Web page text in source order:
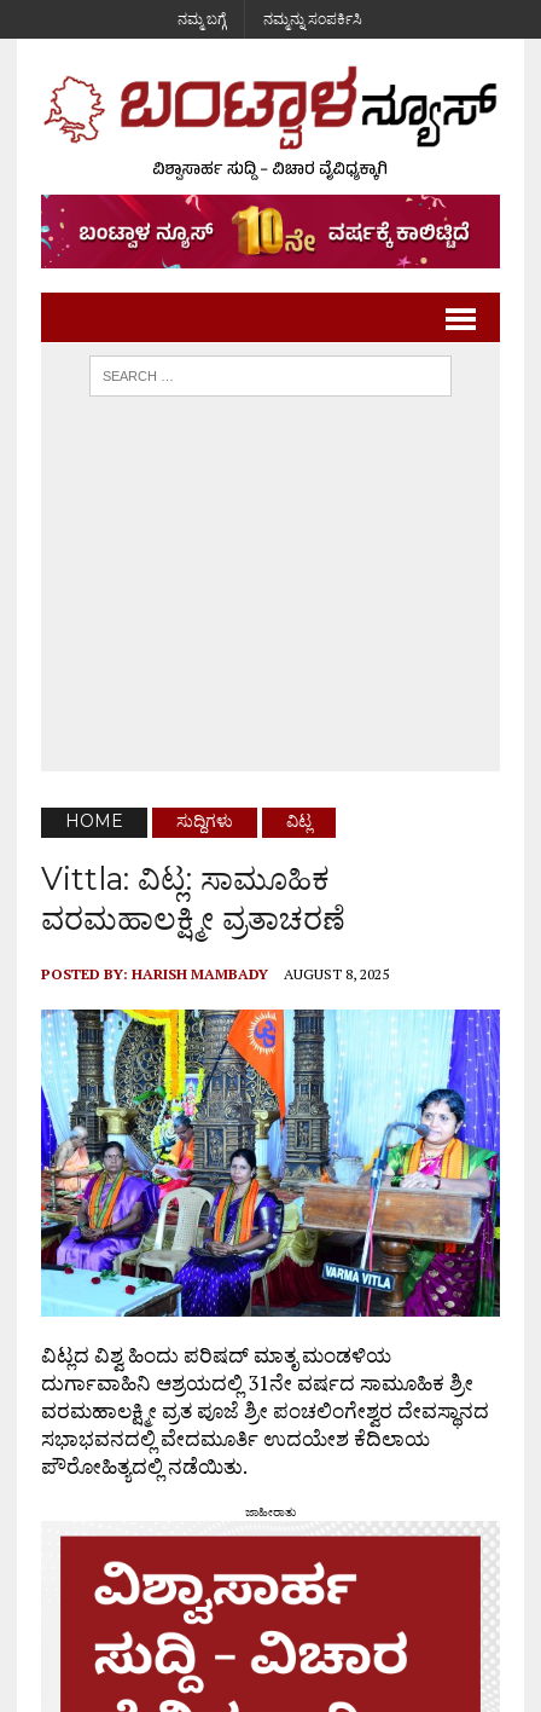
ನಮ್ಮ ಬಗ್ಗೆ ನಮ್ಮನ್ನು ಸಂಪರ್ಕಿಸಿ
HOME ಸುದ್ದಿಗಳು ವಿಟ್ಲ
Vittla: ವಿಟ್ಲ: ಸಾಮೂಹಿಕ
ವರಮಹಾಲಕ್ಷ್ಮೀ ವ್ರತಾಚರಣೆ
POSTED BY: HARISH MAMBADY AUGUST 8, 2025
ವಿಟ್ಲದ ವಿಶ್ವ ಹಿಂದು ಪರಿಷದ್ ಮಾತೃ ಮಂಡಳಿಯ
ದುರ್ಗಾವಾಹಿನಿ ಆಶ್ರಯದಲ್ಲಿ 31ನೇ ವರ್ಷದ ಸಾಮೂಹಿಕ ಶ್ರೀ
ವರಮಹಾಲಕ್ಷ್ಮೀ ವ್ರತ ಪೂಜೆ ಶ್ರೀ ಪಂಚಲಿಂಗೇಶ್ವರ ದೇವಸ್ಥಾನದ
ಸಭಾಭವನದಲ್ಲಿ ವೇದಮೂರ್ತಿ ಉದಯೇಶ ಕೆದಿಲಾಯ
ಪೌರೋಹಿತ್ಯದಲ್ಲಿ ನಡೆಯಿತು.
ಜಾಹೀರಾತು